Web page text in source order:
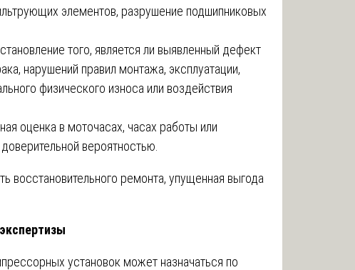
элементов, разрушение подшипниковых
того, является ли выявленный дефект
нарушений правил монтажа, эксплуатации,
физического износа или воздействия
оценка в моточасах, часах работы или
вероятностью.
восстановительного ремонта, упущенная выгода
установок может назначаться по